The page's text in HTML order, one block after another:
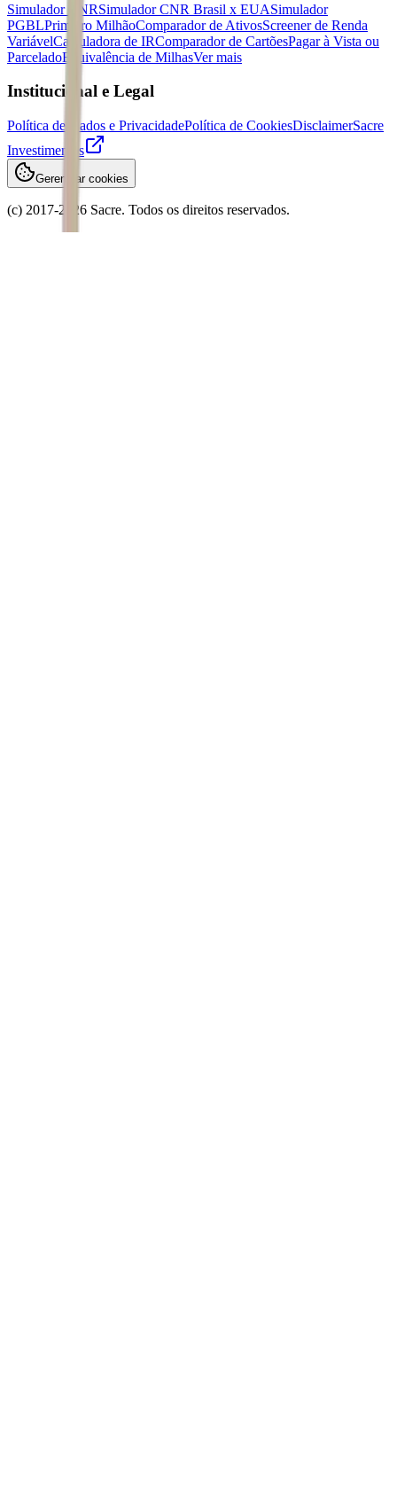
Simulador CNRSimulador CNR Brasil x EUASimulador
PGBLPrimeiro MilhãoComparador de AtivosScreener de Renda
VariávelCalculadora de IRComparador de CartõesPagar à Vista ou
ParceladoEquivalência de MilhasVer mais
Institucional e Legal
Política de Dados e PrivacidadePolítica de CookiesDisclaimerSacre
Investimentos
Gerenciar cookies
(c) 2017-2026 Sacre. Todos os direitos reservados.